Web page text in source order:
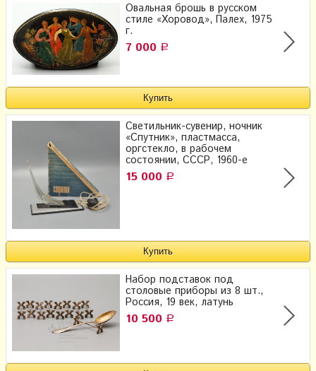
Овальная брошь в русском
стиле «Хоровод», Палех, 1975
г.
7 000 Р
Светильник-сувенир, ночник
«Спутник», пластмасса,
оргстекло, в рабочем
состоянии, СССР, 1960-е
15 000 Р
Набор подставок под
столовые приборы из 8 шт.,
Россия, 19 век, латунь
10 500 Р